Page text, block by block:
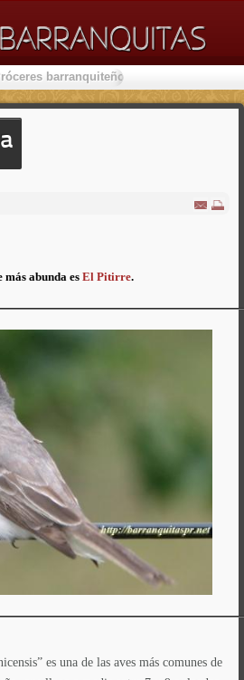
barranquiteños
más abunda es El Pitirre.
es una de las aves más comunes de